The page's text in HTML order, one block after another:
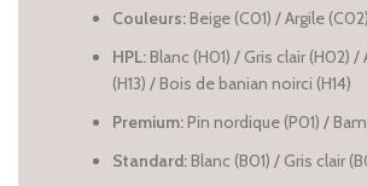
Couleurs:Beige (C01) / Argile
HPL:Blanc (H01) / Gris clair (H02)
(H13) / Bois de banian noirci (H14)
Premium:Pin nordique (P01) /
Standard:Blanc (B01) / Gris clair